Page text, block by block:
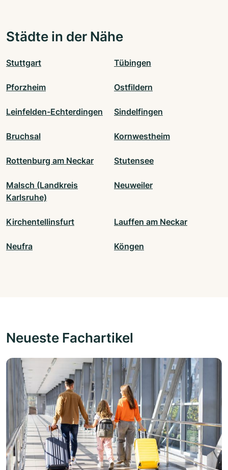
Städte in der Nähe
Stuttgart Tübingen
Pforzheim Ostfildern
Leinfelden-Echterdingen Sindelfingen
Bruchsal Kornwestheim
Rottenburg am Neckar Stutensee
Malsch (Landkreis
Karlsruhe)
Neuweiler
Kirchentellinsfurt Lauffen am Neckar
Neufra Köngen
Neueste Fachartikel